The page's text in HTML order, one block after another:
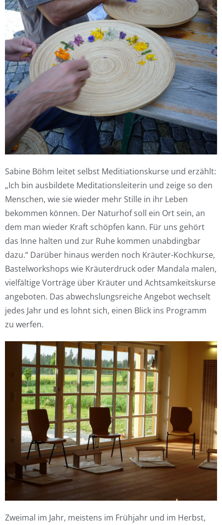
Sabine Böhm leitet selbst Meditiationskurse und erzählt:
„Ich bin ausbildete Meditationsleiterin und zeige so den
Menschen, wie sie wieder mehr Stille in ihr Leben
bekommen können. Der Naturhof soll ein Ort sein, an
dem man wieder Kraft schöpfen kann. Für uns gehört
das Inne halten und zur Ruhe kommen unabdingbar
dazu.“ Darüber hinaus werden noch Kräuter-Kochkurse,
Bastelworkshops wie Kräuterdruck oder Mandala malen,
vielfältige Vorträge über Kräuter und Achtsamkeitskurse
angeboten. Das abwechslungsreiche Angebot wechselt
jedes Jahr und es lohnt sich, einen Blick ins Programm
zu werfen.
Zweimal im Jahr, meistens im Frühjahr und im Herbst,